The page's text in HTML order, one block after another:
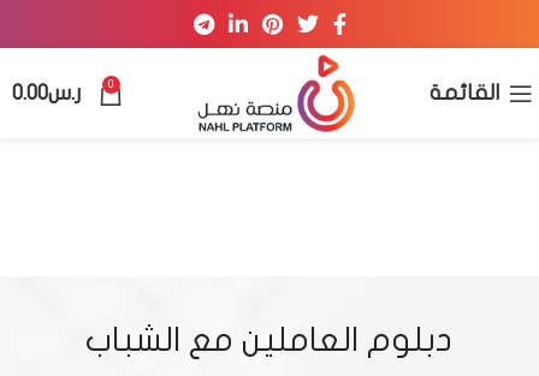
القائمة 0 ر.س0.00
دبلوم العاملين مع الشباب